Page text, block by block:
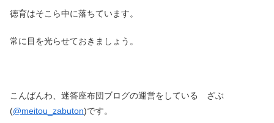
徳育はそこら中に落ちています。
常に目を光らせておきましょう。
こんばんわ、迷答座布団ブログの運営をしている ざぶ
(@meitou_zabuton)です。